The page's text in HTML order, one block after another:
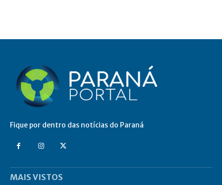
Fique por dentro das notícias do Paraná
MAIS VISTOS